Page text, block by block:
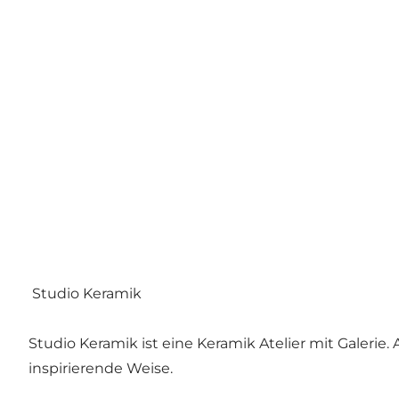
Studio Keramik
Studio Keramik ist eine Keramik Atelier mit
inspirierende Weise.